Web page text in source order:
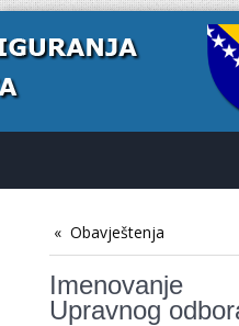
Obavještenja
Upravnog